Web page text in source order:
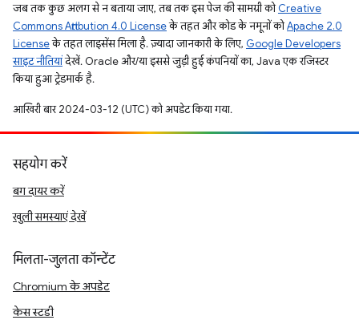
जब तक कुछ अलग से न बताया जाए, तब तक इस पेज की सामग्री कोCreative
Commons Attribution 4.0 Licenseके तहत और कोड के नमूनों कोApache 2.0
Licenseके तहत लाइसेंस मिला है. ज़्यादा जानकारी के लिए, Google Developers
साइट नीतियांदेखें. Oracle और/या इससे जुड़ी हुई कंपनियों का, Java एक रजिस्टर
किया हुआ ट्रेडमार्क है.
आखिरी बार 2024-03-12 (UTC) को अपडेट किया गया.
सहयोग करें
बग दायर करें
खुली समस्याएं देखें
मिलता-जुलता कॉन्टेंट
Chromium के अपडेट
केस स्टडी